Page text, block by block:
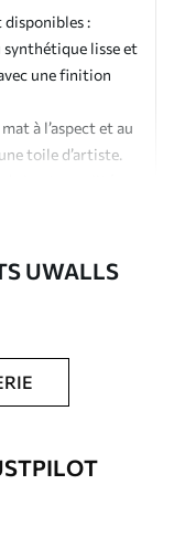
:
synthétique lisse et
une finition
à l’aspect et au
toile d’artiste.
vernis
la durabilité
UWALLS